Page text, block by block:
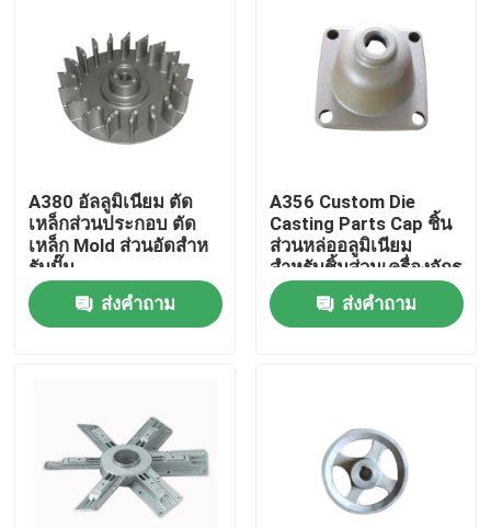
บ้าน
วิดีโอ
A380 อัลลูมิเนียม ตัด
เหล็กส่วนประกอบ ตัด
เหล็ก Mold ส่วนอัดสําห
รับปั๊ม
ส่งคำถาม
A356 Custom Die
Casting Parts Cap ชิ้น
ส่วนหล่ออลูมิเนียม
สำหรับชิ้นส่วนเครื่องจักร
ส่งคำถาม